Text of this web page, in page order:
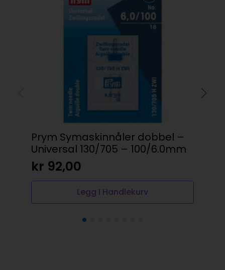
Prym Symaskinnåler dobbel –
Universal 130/705 – 100/6.0mm
kr 92,00
Legg I Handlekurv